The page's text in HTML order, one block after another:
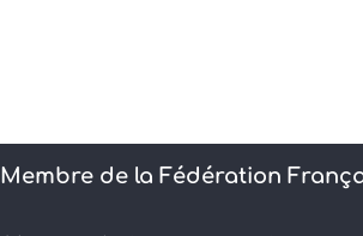
Membre de la Fédération